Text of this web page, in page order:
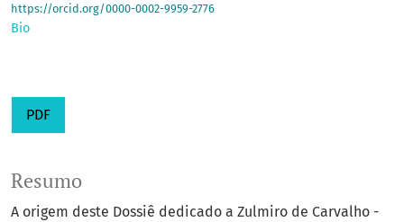
https://orcid.org/0000-0002-9959-2776
Bio
PDF
Resumo
A origem deste Dossiê dedicado a Zulmiro de Carvalho -